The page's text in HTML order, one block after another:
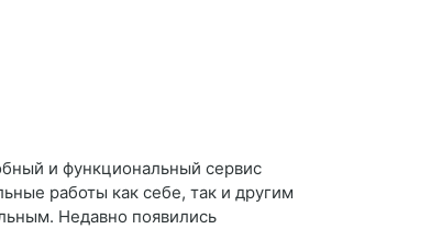
и функциональный сервис
работы как себе, так и другим
Недавно появились